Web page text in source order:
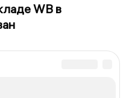
WB в